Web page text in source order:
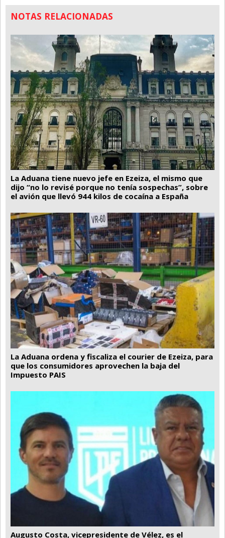
NOTAS RELACIONADAS
La Aduana tiene nuevo jefe en Ezeiza, el mismo que
dijo “no lo revisé porque no tenía sospechas”, sobre
el avión que llevó 944 kilos de cocaína a España
La Aduana ordena y fiscaliza el courier de Ezeiza, para
que los consumidores aprovechen la baja del
Impuesto PAIS
Augusto Costa, vicepresidente de Vélez, es el